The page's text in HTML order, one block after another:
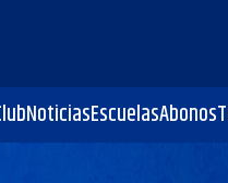
NoticiasEscuelasAbonos